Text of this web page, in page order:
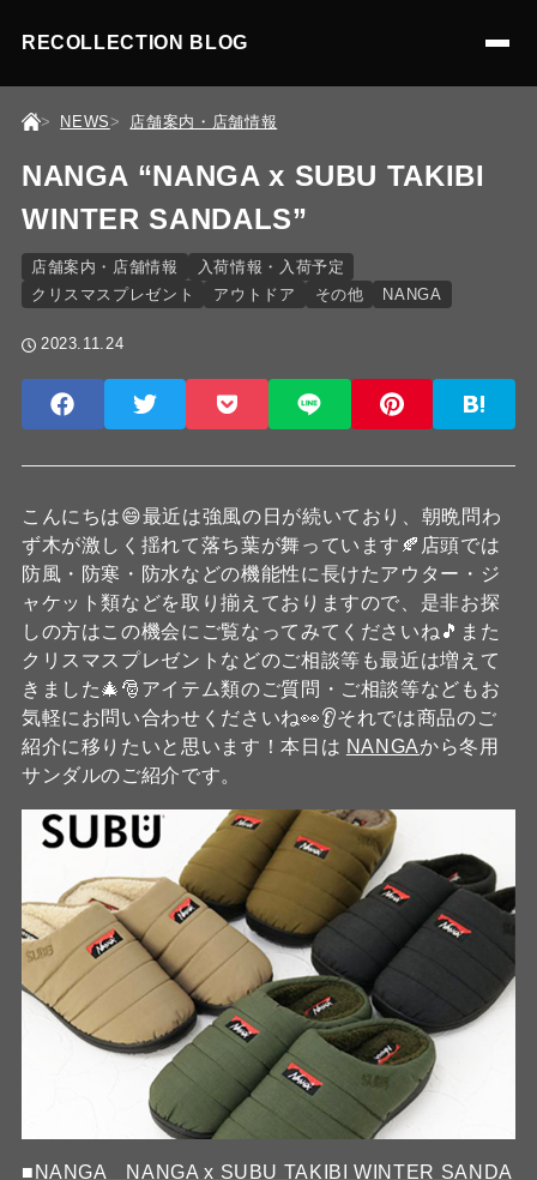
RECOLLECTION BLOG
NEWS 店舗案内・店舗情報
NANGA “NANGA x SUBU TAKIBI
WINTER SANDALS”
店舗案内・店舗情報
入荷情報・入荷予定
クリスマスプレゼント
アウトドア その他 NANGA
2023.11.24
こんにちは😄最近は強風の日が続いており、朝晩問わ
ず木が激しく揺れて落ち葉が舞っています🍂店頭では
防風・防寒・防水などの機能性に長けたアウター・ジ
ャケット類などを取り揃えておりますので、是非お探
しの方はこの機会にご覧なってみてくださいね🎵また
クリスマスプレゼントなどのご相談等も最近は増えて
きました🎄🎅アイテム類のご質問・ご相談等などもお
気軽にお問い合わせくださいね👀👂それでは商品のご
紹介に移りたいと思います！本日は NANGAから冬用
サンダルのご紹介です。
■ NANGA NANGA x SUBU TAKIBI WINTER SANDA